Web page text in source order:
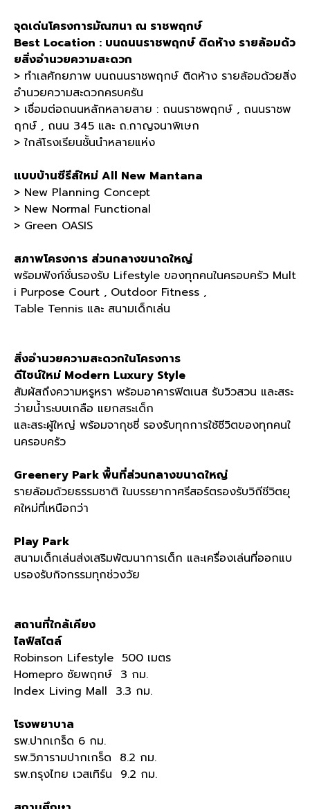
จุดเด่นโครงการมัณฑนา ณ ราชพฤกษ์
Best Location : บนถนนราชพฤกษ์ ติดห้าง รายล้อมด้ว
ยสิ่งอำนวยความสะดวก
> ทำเลศักยภาพ บนถนนราชพฤกษ์ ติดห้าง รายล้อมด้วยสิ่ง
อำนวยความสะดวกครบครัน
> เชื่อมต่อถนนหลักหลายสาย : ถนนราชพฤกษ์ , ถนนราชพ
ฤกษ์ , ถนน 345 และ ถ.กาญจนาพิเษก
> ใกล้โรงเรียนชั้นนำหลายแห่ง
แบบบ้านซีรีส์ใหม่ All New Mantana
> New Planning Concept
> New Normal Functional
> Green OASIS
สภาพโครงการ ส่วนกลางขนาดใหญ่
พร้อมฟังก์ชั่นรองรับ Lifestyle ของทุกคนในครอบครัว Mult
i Purpose Court , Outdoor Fitness ,
Table Tennis และ สนามเด็กเล่น
สิ่งอำนวยความสะดวกในโครงการ
ดีไซน์ใหม่ Modern Luxury Style
สัมผัสถึงความหรูหรา พร้อมอาคารฟิตเนส รับวิวสวน และสระ
ว่ายน้ำระบบเกลือ แยกสระเด็ก
และสระผู้ใหญ่ พร้อมจากุชชี่ รองรับทุกการใช้ชีวิตของทุกคนใ
นครอบครัว
Greenery Park พื้นที่ส่วนกลางขนาดใหญ่
รายล้อมด้วยธรรมชาติ ในบรรยากาศรีสอร์ตรองรับวิถีชีวิตยุ
คใหม่ที่เหนือกว่า
Play Park
สนามเด็กเล่นส่งเสริมพัฒนาการเด็ก และเครื่องเล่นที่ออกแบ
บรองรับกิจกรรมทุกช่วงวัย
สถานที่ใกล้เคียง
ไลฟ์สไตล์
Robinson Lifestyle 500 เมตร
Homepro ชัยพฤกษ์ 3 กม.
Index Living Mall 3.3 กม.
โรงพยาบาล
รพ.ปากเกร็ด 6 กม.
รพ.วิภารามปากเกร็ด 8.2 กม.
รพ.กรุงไทย เวสเทิร์น 9.2 กม.